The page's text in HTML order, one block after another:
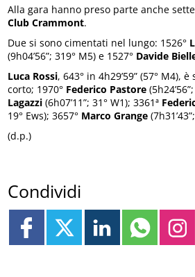
Alla gara hanno preso parte anche
Club Crammont.
Due si sono cimentati nel lungo: 1526°
(9h04’56”; 319° M5) e 1527° Davide
Luca Rossi, 643° in 4h29’59” (57° M4),
corto; 1970° Federico Pastore
Lagazzi (6h07’11”; 31° W1); 3361ª
19° Ews); 3657° Marco Grange
(d.p.)
Condividi